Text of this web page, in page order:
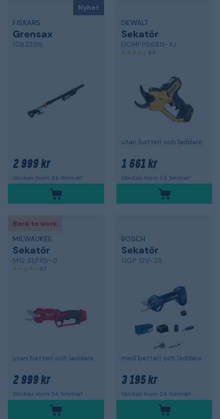
Nyhet
FISKARS
Grensax
1082299
2 999 kr
Skickas inom 24 timmar!
DEWALT
Sekatör
DCMPP568N-XJ
4,9
utan batteri och laddare
1 661 kr
Skickas inom 24 timmar!
Back to work
MILWAUKEE
Sekatör
M12 BLPRS-0
4,7
utan batteri och laddare
2 999 kr
Skickas inom 24 timmar!
BOSCH
Sekatör
GGP 12V-25
med batteri och laddare
3 195 kr
Skickas inom 24 timmar!